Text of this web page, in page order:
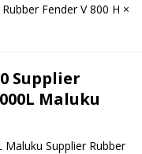
Fender V 800 H ×
Supplier
Maluku
Maluku Supplier Rubber